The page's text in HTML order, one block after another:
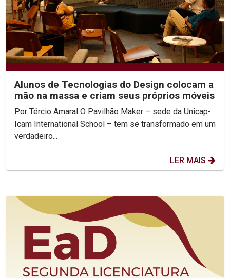
Alunos de Tecnologias do Design colocam a
mão na massa e criam seus próprios móveis
Por Tércio Amaral O Pavilhão Maker – sede da Unicap-
Icam International School – tem se transformado em um
verdadeiro...
LER MAIS